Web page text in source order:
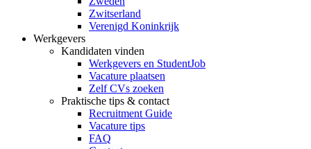
Zwitserland
Verenigd Koninkrijk
Werkgevers
Kandidaten vinden
Werkgevers en StudentJob
Vacature plaatsen
Zelf CVs zoeken
Praktische tips & contact
Recruitment Guide
Vacature tips
FAQ